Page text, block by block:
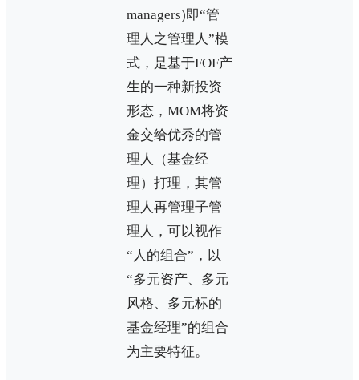
managers)即“管
理人之管理人”模
式，是基于FOF产
生的一种新投资
形态，MOM将资
金交给优秀的管
理人（基金经
理）打理，其管
理人再管理子管
理人，可以视作
“人的组合”，以
“多元资产、多元
风格、多元标的
基金经理”的组合
为主要特征。